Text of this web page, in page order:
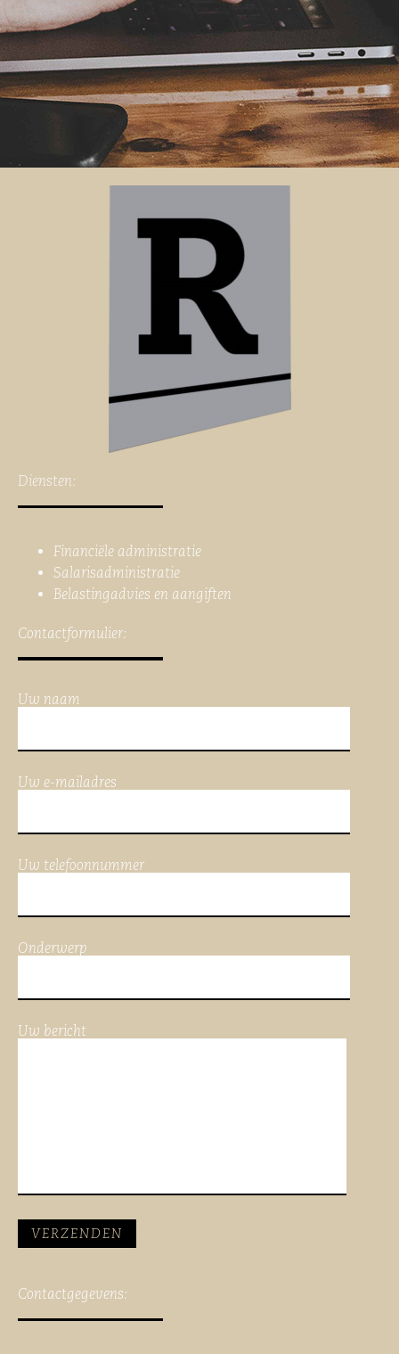
Diensten:
Financiële administratie
Salarisadministratie
Belastingadvies en aangiften
Contactformulier:
Uw naam
Uw e-mailadres
Uw telefoonnummer
Onderwerp
Uw bericht
Contactgegevens: